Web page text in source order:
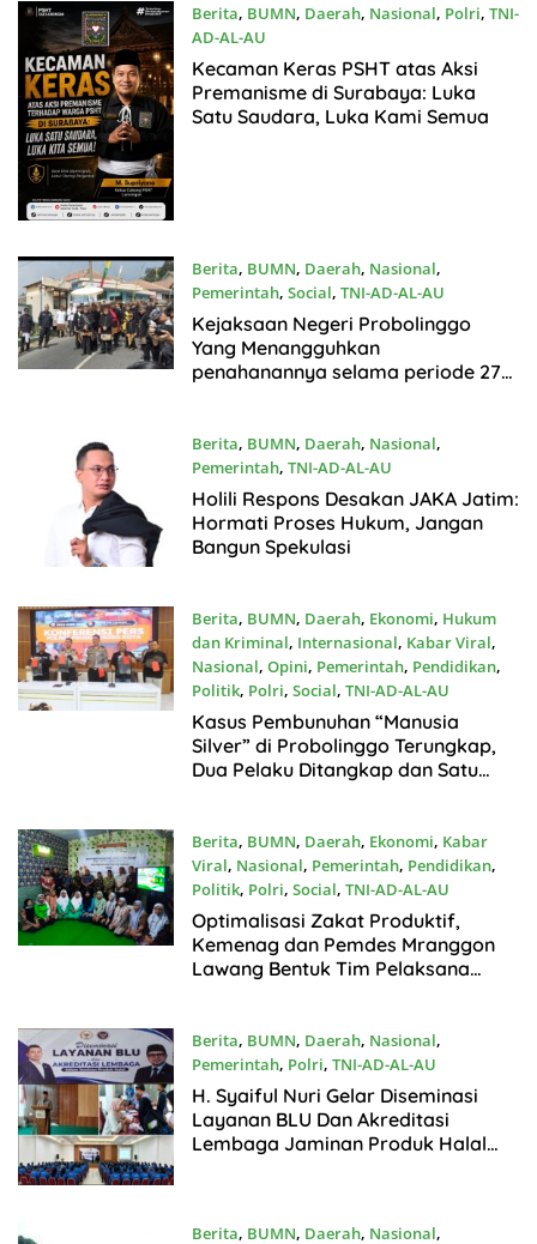
Berita, BUMN, Daerah, Nasional, Polri, TNI-
AD-AL-AU
Agustus1, 2026
Kecaman Keras PSHT atas Aksi
Premanisme di Surabaya: Luka
Berita, BUMN, Daerah, Nasional,
Pemerintah, Social, TNI-AD-AL-AU
Juli31, 2026
Kejaksaan Negeri Probolinggo
Yang Menangguhkan
penahanannya selama periode 27
Berita, BUMN, Daerah, Nasional,
Pemerintah, TNI-AD-AL-AU
Juli31, 2026
Holili Respons Desakan JAKA Jatim:
Hormati Proses Hukum, Jangan
Bangun Spekulasi
Berita, BUMN, Daerah, Ekonomi, Hukum
dan Kriminal, Internasional, Kabar Viral,
Nasional, Opini, Pemerintah, Pendidikan,
Politik, Polri, Social, TNI-AD-AL-AU
Juli30, 2026
Kasus Pembunuhan “Manusia
Silver” di Probolinggo Terungkap,
Dua Pelaku Ditangkap dan Satu
Berita, BUMN, Daerah, Ekonomi, Kabar
Viral, Nasional, Pemerintah, Pendidikan,
Politik, Polri, Social, TNI-AD-AL-AU
Juli30, 2026
Optimalisasi Zakat Produktif,
Kemenag dan Pemdes Mranggon
Lawang Bentuk Tim Pelaksana
Berita, BUMN, Daerah, Nasional,
Pemerintah, Polri, TNI-AD-AL-AU
Juli30, 2026
H. Syaiful Nuri Gelar Diseminasi
Layanan BLU Dan Akreditasi
Lembaga Jaminan Produk Halal
Berita, BUMN, Daerah, Nasional,